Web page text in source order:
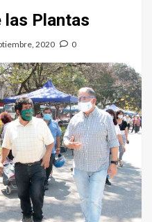
las Plantas
2020 0